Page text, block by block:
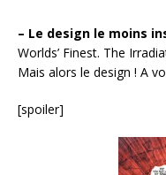
– Le design le moins
Worlds’ Finest. The
Mais alors le design ! A
[spoiler]